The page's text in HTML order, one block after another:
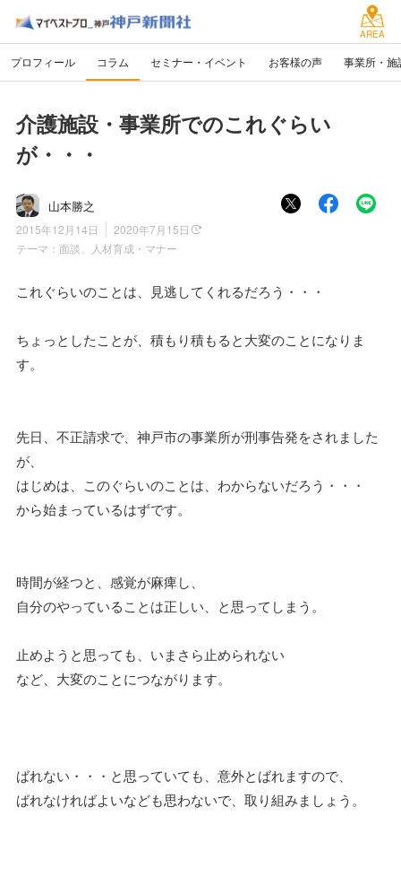
AREA
プロフィール コラム セミナー・イベント お客様の声 事業所・施
介護施設・事業所でのこれぐらい
が・・・
山本勝之
2015年12月14日
2020年7月15日
テーマ： 面談、人材育成・マナー
これぐらいのことは、見逃してくれるだろう・・・
ちょっとしたことが、積もり積もると大変のことになりま
す。
先日、不正請求で、神戸市の事業所が刑事告発をされました
が、
はじめは、このぐらいのことは、わからないだろう・・・
から始まっているはずです。
時間が経つと、感覚が麻痺し、
自分のやっていることは正しい、と思ってしまう。
止めようと思っても、いまさら止められない
など、大変のことにつながります。
ばれない・・・と思っていても、意外とばれますので、
ばれなければよいなども思わないで、取り組みましょう。